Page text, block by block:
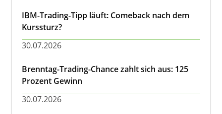
IBM-Trading-Tipp läuft: Comeback nach dem
Kurssturz?
30.07.2026
Brenntag-Trading-Chance zahlt sich aus: 125
Prozent Gewinn
30.07.2026